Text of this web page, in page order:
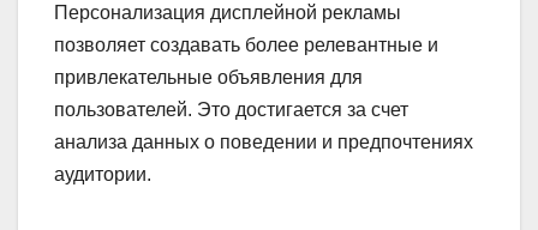
Персонализация дисплейной рекламы
позволяет создавать более релевантные и
привлекательные объявления для
пользователей. Это достигается за счет
анализа данных о поведении и предпочтениях
аудитории.